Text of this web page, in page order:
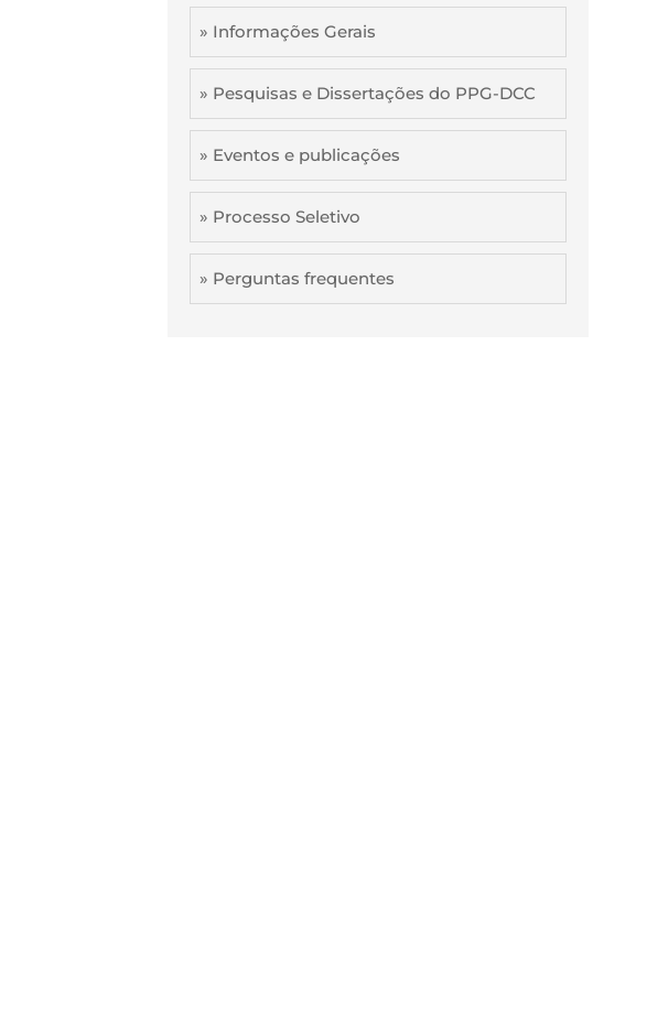
» Informações Gerais
» Pesquisas e Dissertações do PPG-DCC
» Eventos e publicações
» Processo Seletivo
» Perguntas frequentes